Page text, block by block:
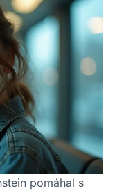
pomáhal s